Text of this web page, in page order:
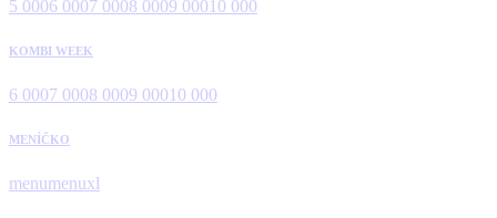
5 0006 0007 0008 0009 00010 000
KOMBI WEEK
6 0007 0008 0009 00010 000
MENÍČKO
menumenuxl